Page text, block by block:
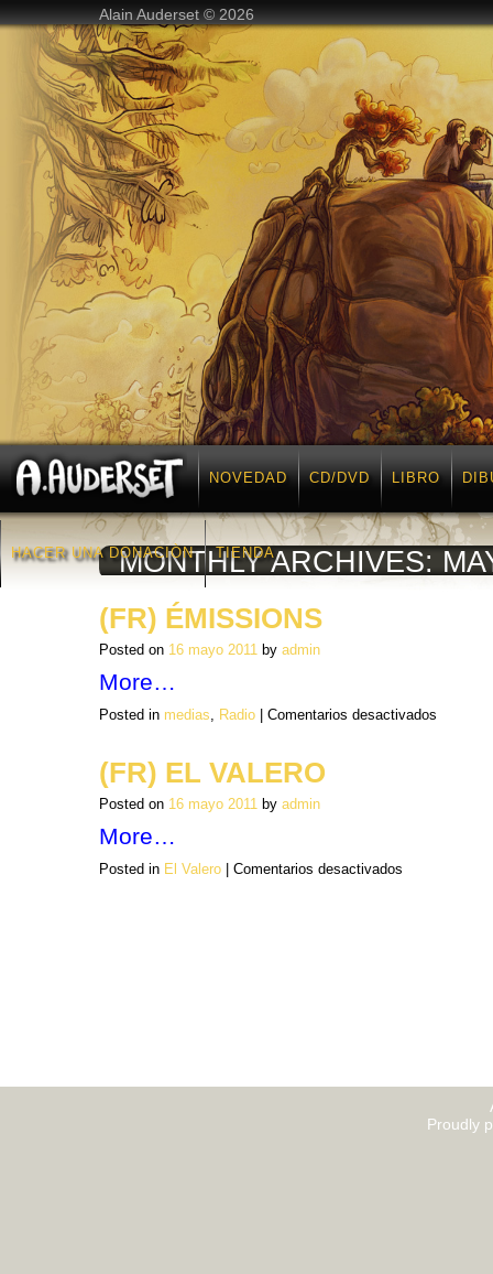
Alain Auderset © 2026
NOVEDAD CD/DVD LIBRO
HACER UNA DONACIÒN TIENDA
MONTHLY ARCHIVES:
(FR) ÉMISSIONS
Posted on 16 mayo 2011 by admin
More…
Posted in medias, Radio Comentarios desactivados
(FR) EL VALERO
Posted on 16 mayo 2011 by admin
More…
Posted in El Valero Comentarios desactivados
Proudly